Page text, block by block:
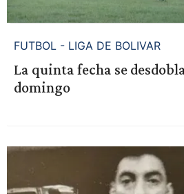
FUTBOL - LIGA DE BOLIVAR
La quinta fecha se
domingo